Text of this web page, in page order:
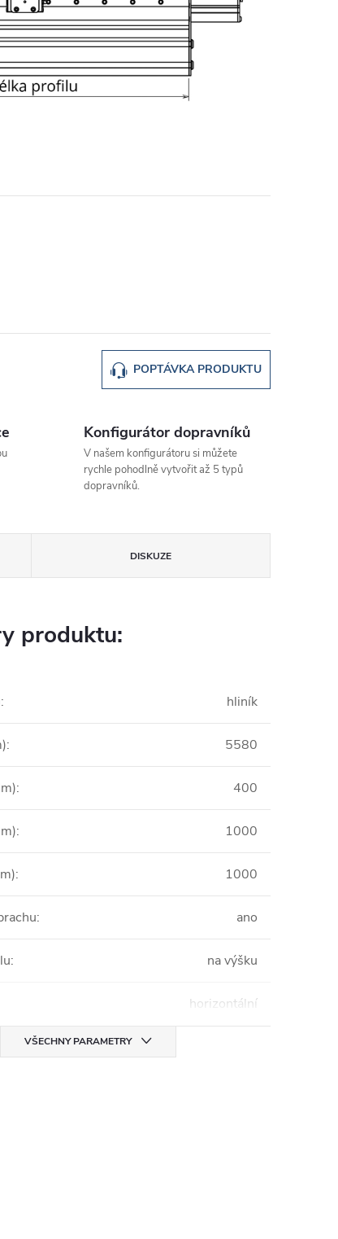
POPTÁVKA PRODUKTU
Konfigurátor dopravníků
V našem konfigurátoru si můžete
rychle pohodlně vytvořit až 5 typů
dopravníků.
DISKUZE
produktu:
: hliník
: 5580
: 400
: 1000
: 1000
: ano
: na výšku
horizontální
VŠECHNY PARAMETRY